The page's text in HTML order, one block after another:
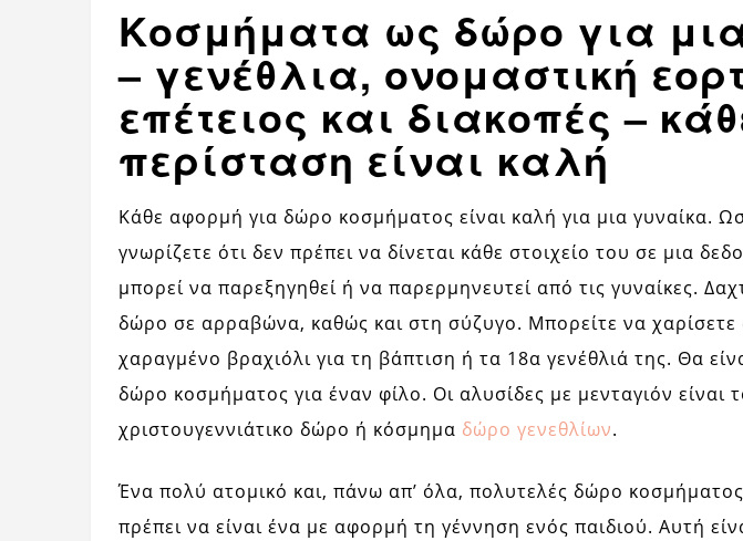
Κοσμήματα ως δώρο για
– γενέθλια, ονομαστική
επέτειος και διακοπές –
περίσταση είναι καλή
Κάθε αφορμή για δώρο κοσμήματος είναι καλή για μια γυναίκα.
γνωρίζετε ότι δεν πρέπει να δίνεται κάθε στοιχείο του σε μια
μπορεί να παρεξηγηθεί ή να παρερμηνευτεί από τις γυναίκες.
δώρο σε αρραβώνα, καθώς και στη σύζυγο. Μπορείτε να
χαραγμένο βραχιόλι για τη βάπτιση ή τα 18α γενέθλιά της. Θα
δώρο κοσμήματος για έναν φίλο. Οι αλυσίδες με μενταγιόν είναι
χριστουγεννιάτικο δώρο ή κόσμημα δώρο γενεθλίων.
Ένα πολύ ατομικό και, πάνω απ’ όλα, πολυτελές δώρο κοσμήματος
πρέπει να είναι ένα με αφορμή τη γέννηση ενός παιδιού. Αυτή